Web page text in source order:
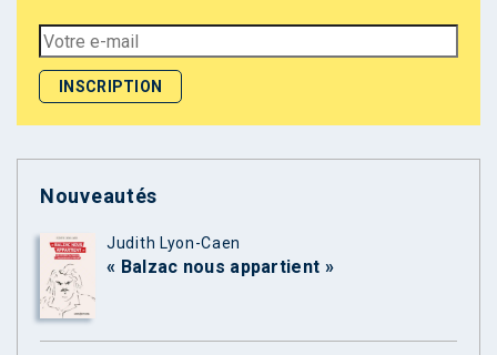
Nouveautés
Judith Lyon-Caen
« Balzac nous appartient »